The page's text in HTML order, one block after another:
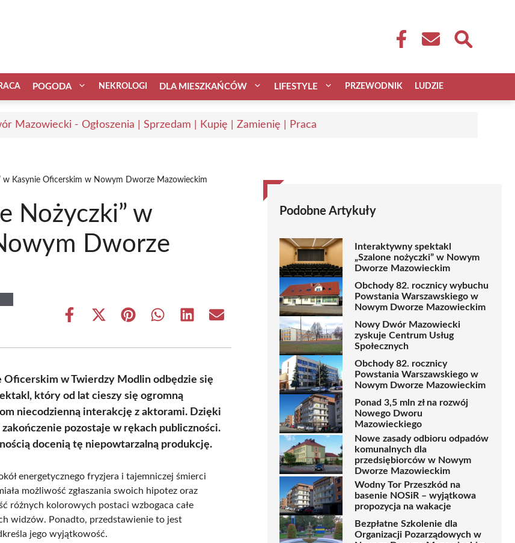
POGODA NEKROLOGI DLA MIESZKAŃCÓW LIFESTYLE PRZEWODNIK LUDZIE
Mazowiecki - Ogłoszenia | Sprzedam | Kupię | Zamienię | Praca
w Kasynie Oficerskim w Nowym Dworze Mazowieckim
Nożyczki” w
Dworze
Share
Share
(Twitter)
Share Share Share Share
Oficerskim w Twierdzy Modlin odbędzie się
który od lat cieszy się ogromną
niecodzienną interakcję z aktorami. Dzięki
pozostaje w rękach publiczności.
docenią tę niepowtarzalną produkcję.
energetycznego fryzjera i tajemniczej śmierci
możliwość zgłaszania swoich hipotez oraz
różnych kolorowych postaci wzbogaca całe
widzów. Ponadto, przedstawienie to jest
jego wyjątkowość.
Podobne Artykuły
Interaktywny spektakl
„Szalone nożyczki” w Nowym
Dworze Mazowieckim
Obchody 82. rocznicy wybuchu
Powstania Warszawskiego w
Nowym Dworze Mazowieckim
Nowy Dwór Mazowiecki
zyskuje Centrum Usług
Społecznych
Obchody 82. rocznicy
Powstania Warszawskiego w
Nowym Dworze Mazowieckim
Ponad 3,5 mln zł na rozwój
Nowego Dworu
Mazowieckiego
Nowe zasady odbioru odpadów
komunalnych dla
przedsiębiorców w Nowym
Dworze Mazowieckim
Wodny Tor Przeszkód na
basenie NOSiR – wyjątkowa
propozycja na wakacje
Bezpłatne Szkolenie dla
Organizacji Pozarządowych w